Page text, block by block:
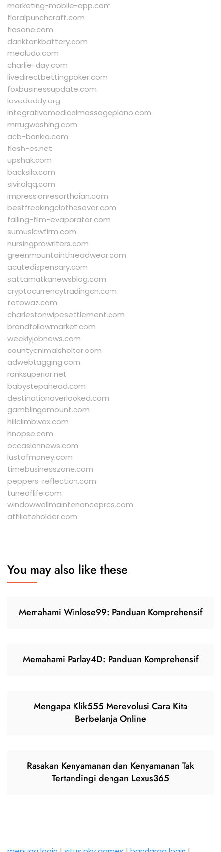
marketing-mobile-app.com
floralpunchcraft.com
fiasone.com
danktankbattery.com
mealudo.com
charlie-day.com
livedirectbettingpoker.com
foxbusinessupdate.com
lovedaddy.org
integrativemedicalmassageplano.com
mrrugwashing.com
acb-bankia.com
flash-es.net
upshak.com
backsilo.com
siviralqq.com
impressionresorthoian.com
bestfreakingclothesever.com
falling-film-evaporator.com
sumuslawfirm.com
nursingprowriters.com
greenmountainthreadwear.com
acutedispensary.com
sattamatkanewsblog.com
cryptocurrencytradingcn.com
totowaz.com
charlestonwipesettlement.com
brandfollowmarket.com
weeklyjobnews.com
countyanimalshelter.com
adwebtagging.com
ranksuperior.net
babystepahead.com
destinationoverlooked.com
gamblingamount.com
hillclimbwax.com
hnopse.com
occasionnews.com
lustofmoney.com
timebusinesszone.com
peppers-reflection.com
tuneoflife.com
windowwellmaintenancepros.com
affiliateholder.com
You may also like these
Memahami Winlose99: Panduan Komprehensif
Memahami Parlay4D: Panduan Komprehensif
Mengapa Klik555 Merevolusi Cara Kita
Berbelanja Online
Rasakan Kenyamanan dan Kenyamanan Tak
Tertandingi dengan Lexus365